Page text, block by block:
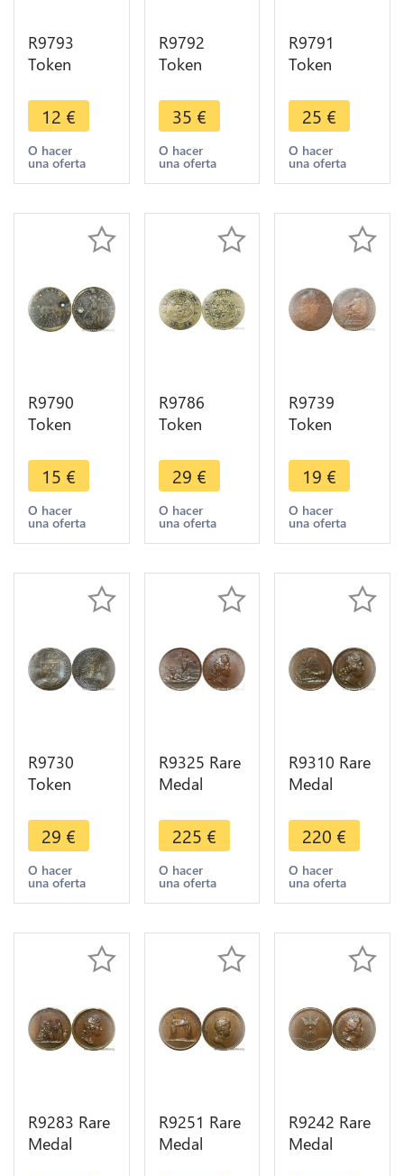
R9793
Token
Jeton de
Compte
Hans
Krauwinkel
circa 1500
12 €
O hacer
una oferta
R9792
Token
Jeton de
Compte
Nuremberg
à la nef
Make Offer
35 €
O hacer
una oferta
R9791
Token
Jeton de
Compte
Hans
Krauwinkel
circa 1500
25 €
O hacer
una oferta
R9790
Token
Nuremberg
Hans
Krauwinkel
Soldat
1450 ->
15 €
O hacer
una oferta
R9786
Token
Nuremberg
Jeton de
compte
Gold
Krauwinckel
circa 1450
29 €
O hacer
una oferta
R9739
Token
Louis XIV
Paix
Ratisbonne
Léopold I
Make Offer
19 €
O hacer
una oferta
R9730
Token
Louis XIV
1638 1715
Rechenpfennig
Nuremberg
Offer
29 €
O hacer
una oferta
R9325 Rare
Medal
Louis XIV
Prise Orsoy
Burich
Wesel
1672 UNC
225 €
O hacer
una oferta
R9310 Rare
Medal
Louis XIV
Combat
Pforzheim
1692 UNC -
offer
220 €
O hacer
una oferta
R9283 Rare
Medal
R9251 Rare
Medal
R9242 Rare
Medal